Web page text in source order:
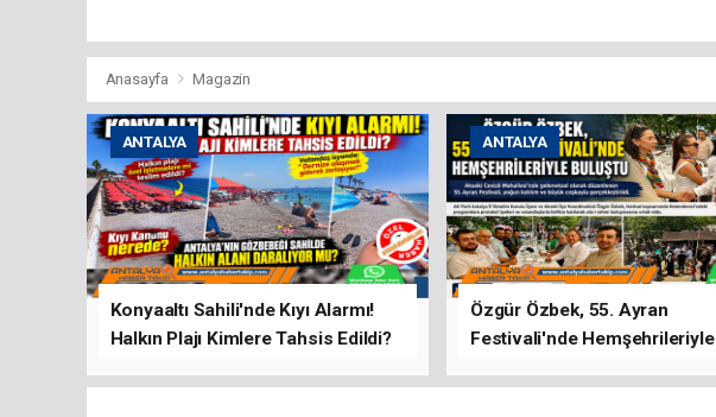
Anasayfa Magazin
ANTALYA
Konyaaltı Sahili'nde Kıyı Alarmı!
Halkın Plajı Kimlere Tahsis Edildi?
ANTALYA
Özgür Özbek, 55. Ayran
Festivali'nde Hemşehrileriyle